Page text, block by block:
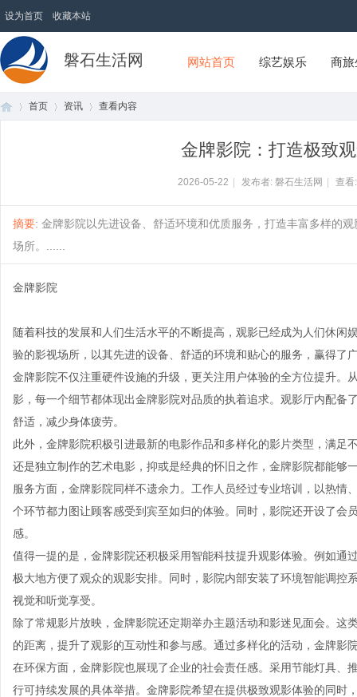
设为首页 收藏本站
磐石生活网 网站首页 综艺娱乐 商
首页 资讯 查看内容
金牌影院：打造极致
2026-05-22 发布者: 磐石生活网 查
摘要: 金牌影院以先进设备、舒适环境和优质服务，打造丰富多样的
场所。......
金牌影院
随着科技的发展和人们生活水平的不断提高，观影已经成为人们休
验的影视场所，以其先进的设备、舒适的环境和贴心的服务，赢得了
金牌影院不仅注重硬件设施的升级，更关注用户体验的全方位提升。
影，每一个细节都体现出金牌影院对品质的执着追求。观影厅内配备
舒适，减少身体疲劳。
此外，金牌影院积极引进最新的电影作品和多样化的影片类型，满
还是独立制作的艺术电影，抑或是经典的怀旧之作，金牌影院都能够
服务方面，金牌影院同样不遗余力。工作人员经过专业培训，以热
个环节都力图让顾客感受到宾至如归的体验。同时，影院还开设了会
感。
值得一提的是，金牌影院还积极采用智能科技提升观影体验。例如通
极大地方便了观众的观影安排。同时，影院内部安装了环境智能调控
视觉和听觉享受。
除了常规影片放映，金牌影院还定期举办主题活动和影迷见面会。
的距离，提升了观影的互动性和参与感。通过多样化的活动，金牌影
在环保方面，金牌影院也展现了企业的社会责任感。采用节能灯具、
行可持续发展的具体举措。金牌影院希望在提供极致观影体验的同时